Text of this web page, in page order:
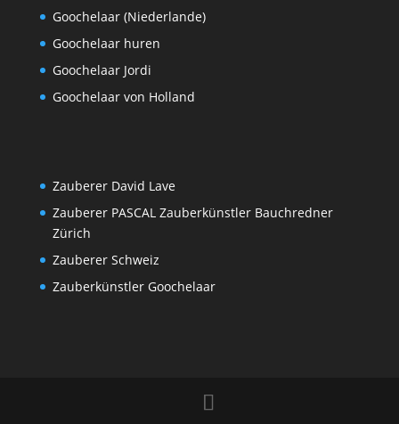
Goochelaar (Niederlande)
Goochelaar huren
Goochelaar Jordi
Goochelaar von Holland
Zauberer David Lave
Zauberer PASCAL Zauberkünstler Bauchredner
Zürich
Zauberer Schweiz
Zauberkünstler Goochelaar